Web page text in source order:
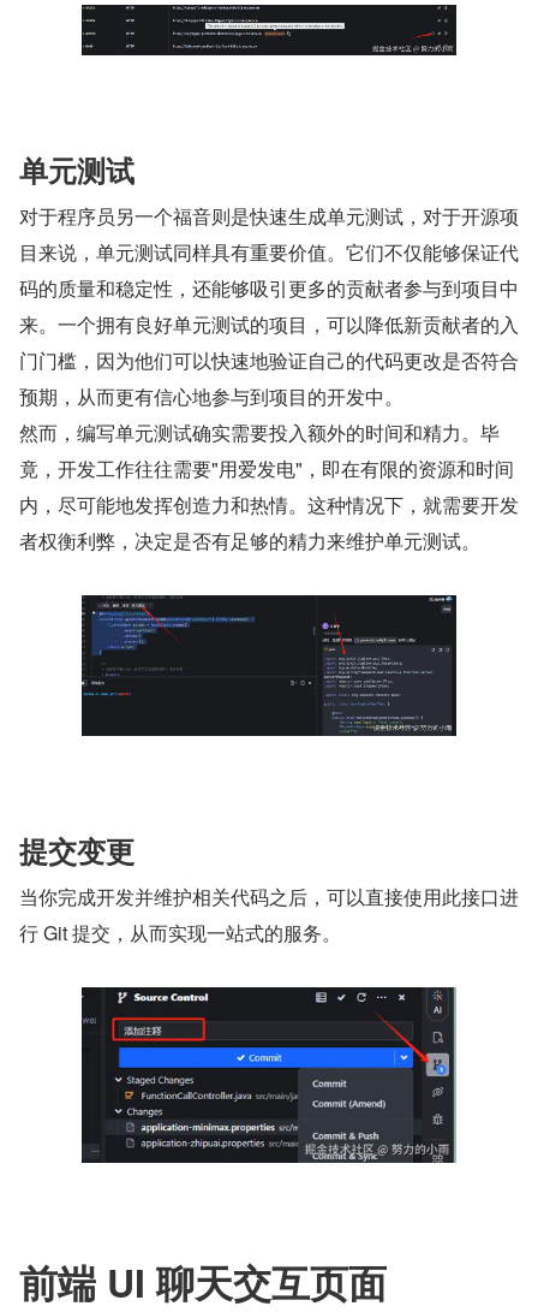
单元测试
对于程序员另一个福音则是快速生成单元测试，对于开源项
目来说，单元测试同样具有重要价值。它们不仅能够保证代
码的质量和稳定性，还能够吸引更多的贡献者参与到项目中
来。一个拥有良好单元测试的项目，可以降低新贡献者的入
门门槛，因为他们可以快速地验证自己的代码更改是否符合
预期，从而更有信心地参与到项目的开发中。
然而，编写单元测试确实需要投入额外的时间和精力。毕
竟，开发工作往往需要"用爱发电"，即在有限的资源和时间
内，尽可能地发挥创造力和热情。这种情况下，就需要开发
者权衡利弊，决定是否有足够的精力来维护单元测试。
提交变更
当你完成开发并维护相关代码之后，可以直接使用此接口进
行 Git 提交，从而实现一站式的服务。
前端 UI 聊天交互页面